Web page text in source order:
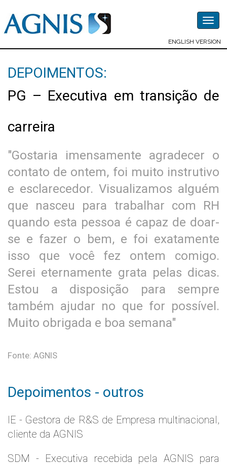
ENGLISH VERSION
DEPOIMENTOS:
PG – Executiva em transição de
carreira
"Gostaria imensamente agradecer o
contato de ontem, foi muito instrutivo
e esclarecedor. Visualizamos alguém
que nasceu para trabalhar com RH
quando esta pessoa é capaz de doar-
se e fazer o bem, e foi exatamente
isso que você fez ontem comigo.
Serei eternamente grata pelas dicas.
Estou a disposição para sempre
também ajudar no que for possível.
Muito obrigada e boa semana"
Fonte: AGNIS
Depoimentos - outros
IE - Gestora de R&S de Empresa multinacional,
cliente da AGNIS
SDM - Executiva recebida pela AGNIS para